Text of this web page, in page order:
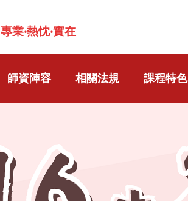
專業‧熱忱‧實在
師資陣容 相關法規 課程特色